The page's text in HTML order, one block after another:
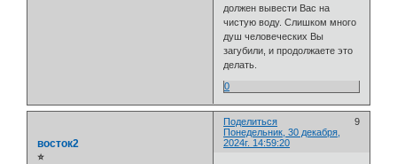
должен вывести Вас на
чистую воду. Слишком много
душ человеческих Вы
загубили, и продолжаете это
делать.
0
Поделиться
9
Понедельник, 30 декабря,
2024г. 14:59:20
восток2
⭐